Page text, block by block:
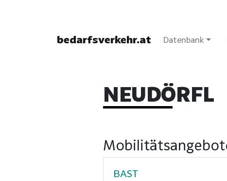
bedarfsverkehr.at Datenbank
NEUDÖRFL
BAST